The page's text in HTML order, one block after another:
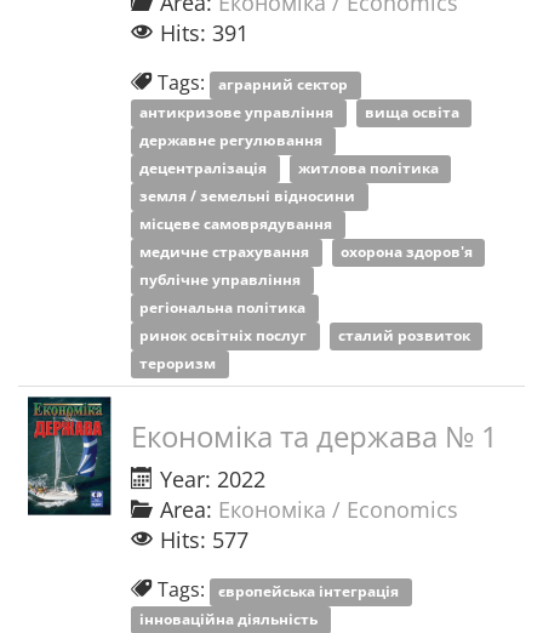
Hits: 391
Tags: аграрний сектор
антикризове управління
вища освіта
державне регулювання
децентралізація
житлова політика
земля / земельні відносини
місцеве самоврядування
медичне страхування
охорона здоров'я
публічне управління
регіональна політика
ринок освітніх послуг
сталий розвиток
тероризм
Економіка та держава № 1
Year: 2022
Area: Економіка / Economics
Hits: 577
Tags: європейська інтеграція
інноваційна діяльність